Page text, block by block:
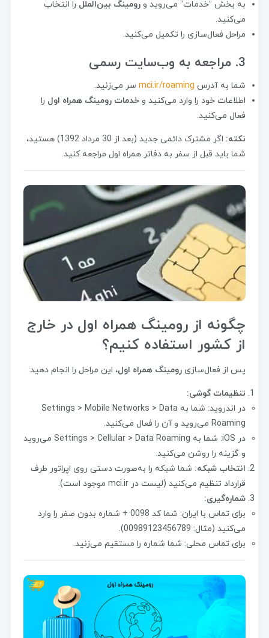
به بخش “خدمات” می‌روید و رومینگ بین‌الملل را انتخاب
می‌کنید.
مراحل فعال‌سازی را تکمیل می‌کنید.
3. مراجعه به وب‌سایت رسمی
شما به آدرس mci.ir/roaming سر می‌زنید.
اطلاعات خود را وارد می‌کنید و خدمات رومینگ همراه اول را
فعال می‌کنید.
نکته:
اگر مشترک دائمی جدید (بعد از 30 مرداد 1392) هستید،
شما باید قبل از سفر به دفاتر همراه اول مراجعه کنید.
چگونه از رومینگ همراه اول در خارج
از کشور استفاده کنیم؟
پس از فعال‌سازی رومینگ همراه اول، این مراحل را انجام دهید:
تنظیمات گوشی:
در اندروید: شما به Settings > Mobile Networks > Data
Roaming می‌روید و آن را فعال می‌کنید.
در iOS: شما به Settings > Cellular > Data Roaming می‌روید
و گزینه را روشن می‌کنید.
انتخاب شبکه: شما شبکه را به‌صورت دستی روی اپراتور طرف
قرارداد تنظیم می‌کنید (لیست در mci.ir موجود است).
شماره‌گیری:
برای تماس با ایران: شما کد 0098 + شماره بدون صفر را وارد
می‌کنید (مثال: 00989123456789).
برای تماس محلی: شما شماره را مستقیم می‌زنید.